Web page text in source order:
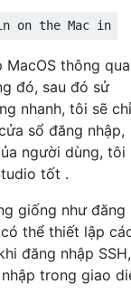
thông qua
đó, sau đó sử
nhanh, tôi sẽ chỉ
sổ đăng nhập,
người dùng, tôi
tốt .
giống như đăng
thể thiết lập
đăng nhập SSH,
trong giao